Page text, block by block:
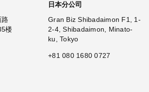
西路
楼
日本分公司
Gran Biz Shibadaimon F1, 1-
2-4, Shibadaimon, Minato-
ku, Tokyo
+81 080 1680 0727